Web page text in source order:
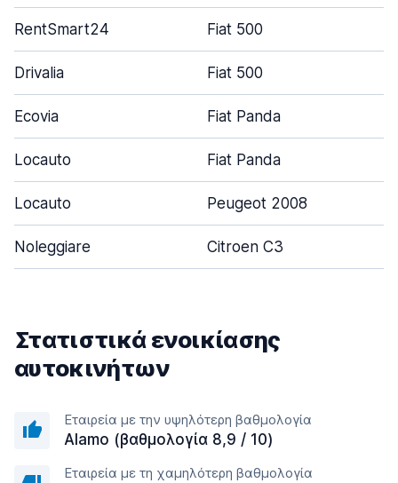
RentSmart24 Fiat 500
Drivalia Fiat 500
Ecovia Fiat Panda
Locauto Fiat Panda
Locauto Peugeot 2008
Noleggiare Citroen C3
Στατιστικά ενοικίασης
αυτοκινήτων
Εταιρεία με την υψηλότερη βαθμολογία
Alamo (βαθμολογία 8,9 / 10)
Εταιρεία με τη χαμηλότερη βαθμολογία